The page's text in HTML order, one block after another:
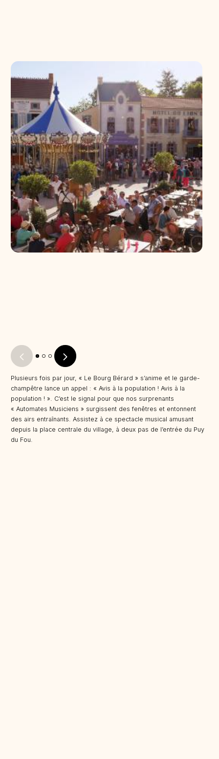
Plusieurs fois par jour, « Le Bourg Bérard » s’anime et le garde-
champêtre lance un appel : « Avis à la population ! Avis à la
population ! ». C’est le signal pour que nos surprenants
« Automates Musiciens » surgissent des fenêtres et entonnent
des airs entraînants. Assistez à ce spectacle musical amusant
depuis la place centrale du village, à deux pas de l’entrée du Puy
du Fou.